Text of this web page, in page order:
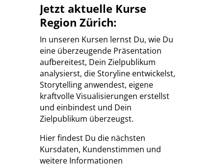
Jetzt aktuelle Kurse
Region Zürich:
In unseren Kursen lernst Du, wie Du
eine überzeugende Präsentation
aufbereitest, Dein Zielpublikum
analysierst, die Storyline entwickelst,
Storytelling anwendest, eigene
kraftvolle Visualisierungen erstellst
und einbindest und Dein
Zielpublikum überzeugst.
Hier findest Du die nächsten
Kursdaten, Kundenstimmen und
weitere Informationen